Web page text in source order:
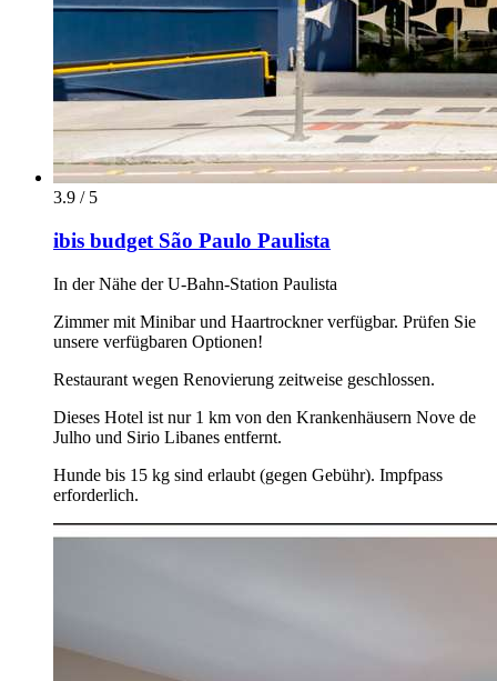
3.9 / 5
ibis budget São Paulo Paulista
In der Nähe der U-Bahn-Station Paulista
Zimmer mit Minibar und Haartrockner verfügbar. Prüfen Sie
unsere verfügbaren Optionen!
Restaurant wegen Renovierung zeitweise geschlossen.
Dieses Hotel ist nur 1 km von den Krankenhäusern Nove de
Julho und Sirio Libanes entfernt.
Hunde bis 15 kg sind erlaubt (gegen Gebühr). Impfpass
erforderlich.